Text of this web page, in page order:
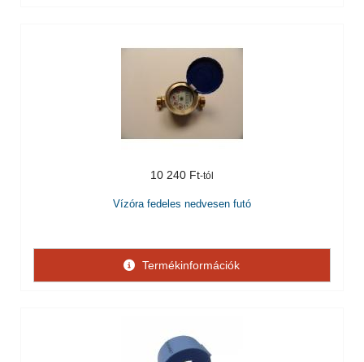
10 240 Ft
Vízóra fedeles nedvesen futó
Termékinformációk